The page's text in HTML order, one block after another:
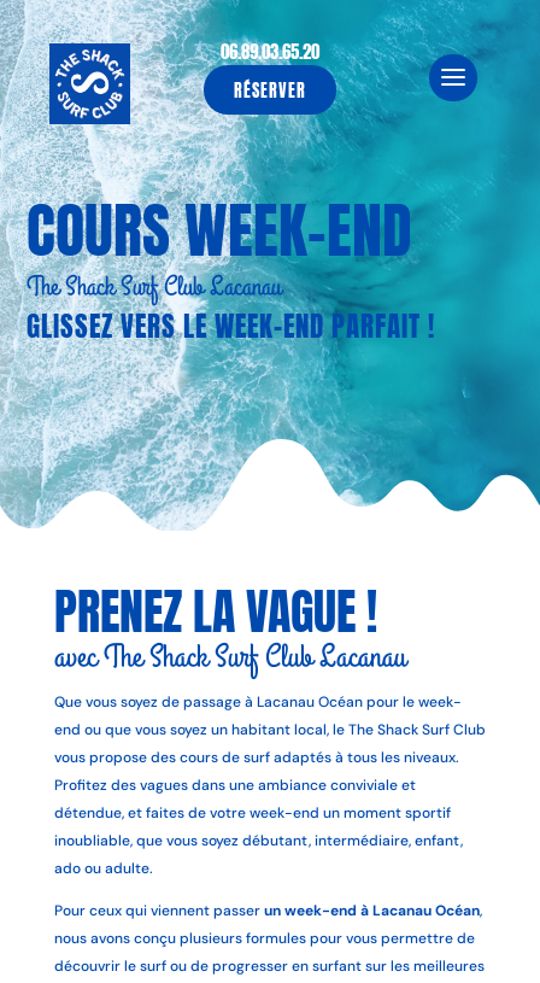
06.89.03.65.20
RÉSERVER
COURS WEEK-END
The Shack Surf Club Lacanau
GLISSEZ VERS LE WEEK-END PARFAIT !
PRENEZ LA VAGUE !
avec The Shack Surf Club Lacanau
Que vous soyez de passage à Lacanau Océan pour le week-
end ou que vous soyez un habitant local, le The Shack Surf Club
vous propose des cours de surf adaptés à tous les niveaux.
Profitez des vagues dans une ambiance conviviale et
détendue, et faites de votre week-end un moment sportif
inoubliable, que vous soyez débutant, intermédiaire, enfant,
ado ou adulte.
Pour ceux qui viennent passerun week-end à Lacanau Océan,
nous avons conçu plusieurs formules pour vous permettre de
découvrir le surf ou de progresser en surfant sur les meilleures